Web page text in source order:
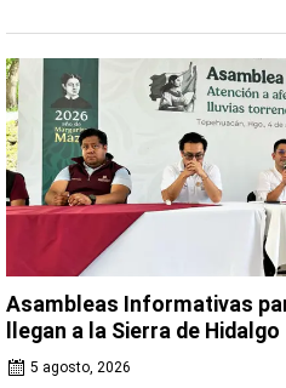
Asambleas Informativas
llegan a la Sierra de
5 agosto, 2026